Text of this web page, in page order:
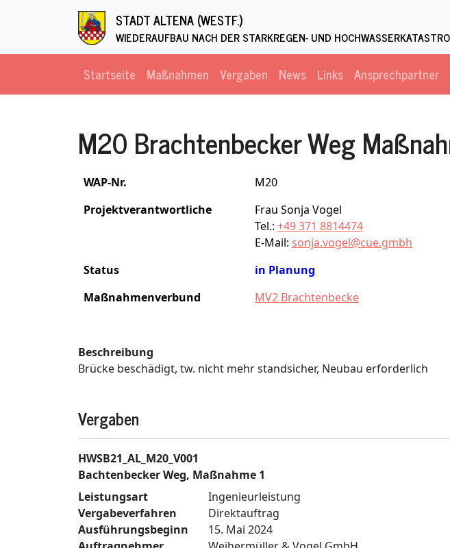
Direkt zum Inhalt
STADT ALTENA (WESTF.)
WIEDERAUFBAU NACH DER STARKREGEN- UND
Startseite Maßnahmen Vergaben News Links Ansprechpartner
M20 Brachtenbecker Weg
WAP-Nr.
M20
Projektverantwortliche
Frau Sonja Vogel
Tel.: +49 371 8814474
E-Mail: sonja.vogel@cue.gmbh
Status
in Planung
Maßnahmenverbund
MV2 Brachtenbecke
Beschreibung
Brücke beschädigt, tw. nicht mehr standsicher, Neubau erforderlich
Vergaben
HWSB21_AL_M20_V001
Bachtenbecker Weg, Maßnahme 1
Leistungsart
Ingenieurleistung
Vergabeverfahren
Direktauftrag
Ausführungsbeginn
15. Mai 2024